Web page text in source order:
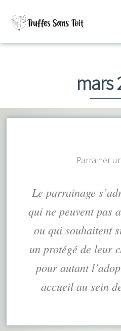
mars
Parrainer
Le parrainage
qui ne peuvent pas
ou qui souhaitent
un protégé de leur
pour autant
accueil au sein